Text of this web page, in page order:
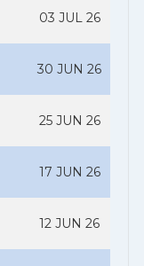
03 JUL 26
30 JUN 26
25 JUN 26
17 JUN 26
12 JUN 26